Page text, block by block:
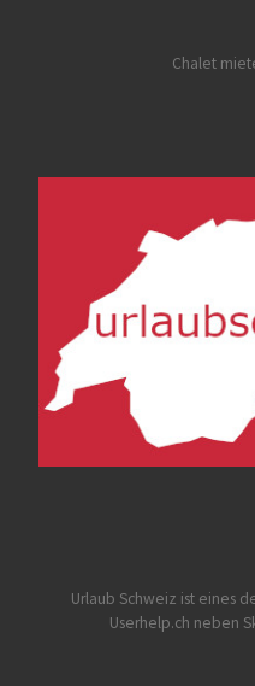
Chalet
Urlaub Schweiz ist eines
Userhelp.ch neben